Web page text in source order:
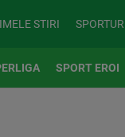
STIRI
SPORT EROI